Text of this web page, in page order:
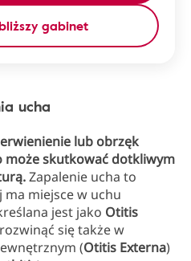
gabinet
ucha
lub obrzęk
może skutkować dotkliwym
Zapalenie ucha to
miejsce w uchu
jest jako Otitis
się także w
(Otitis Externa)